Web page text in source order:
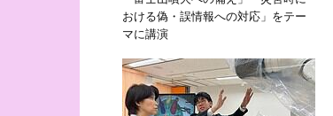
おける偽・誤情報への対応」をテー
マに講演